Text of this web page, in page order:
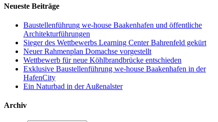
Neueste Beiträge
Baustellenführung we-house Baakenhafen und öffentliche
Architekturführungen
Sieger des Wettbewerbs Learning Center Bahrenfeld gekürt
Neuer Rahmenplan Domachse vorgestellt
Wettbewerb für neue Köhlbrandbrücke entschieden
Exklusive Baustellenführung we-house Baakenhafen in der
HafenCity
Ein Naturbad in der Außenalster
Archiv